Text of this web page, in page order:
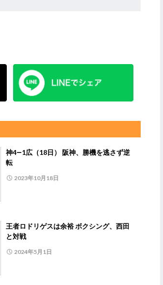
神4―1広（18日） 阪神、勝機を逃さず逆
転
2023年10月18日
王者ロドリゲスは余裕 ボクシング、西田
と対戦
2024年5月1日